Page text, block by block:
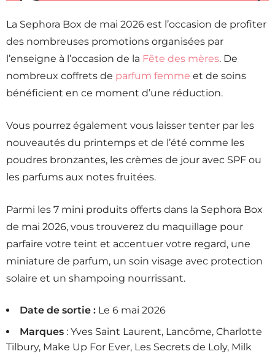
La Sephora Box de mai 2026 est l’occasion de profiter
des nombreuses promotions organisées par
l’enseigne à l’occasion de la Fête des mères. De
nombreux coffrets de parfum femme et de soins
bénéficient en ce moment d’une réduction.
Vous pourrez également vous laisser tenter par les
nouveautés du printemps et de l’été comme les
poudres bronzantes, les crèmes de jour avec SPF ou
les parfums aux notes fruitées.
Parmi les 7 mini produits offerts dans la Sephora Box
de mai 2026, vous trouverez du maquillage pour
parfaire votre teint et accentuer votre regard, une
miniature de parfum, un soin visage avec protection
solaire et un shampoing nourrissant.
Date de sortie : Le 6 mai 2026
Marques : Yves Saint Laurent, Lancôme, Charlotte
Tilbury, Make Up For Ever, Les Secrets de Loly, Milk